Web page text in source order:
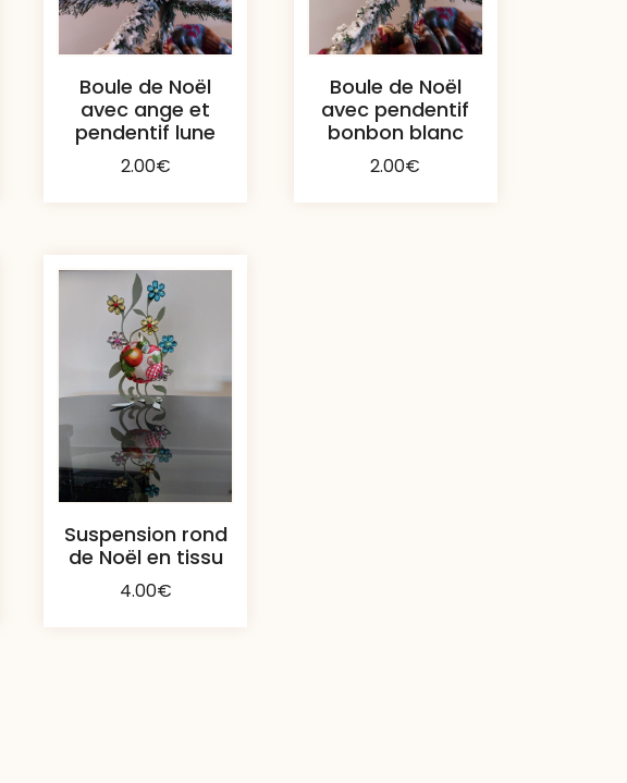
Boule de Noël
avec ange et
pendentif lune
2.00€
Boule de Noël
avec pendentif
bonbon blanc
2.00€
Suspension rond
de Noël en tissu
4.00€